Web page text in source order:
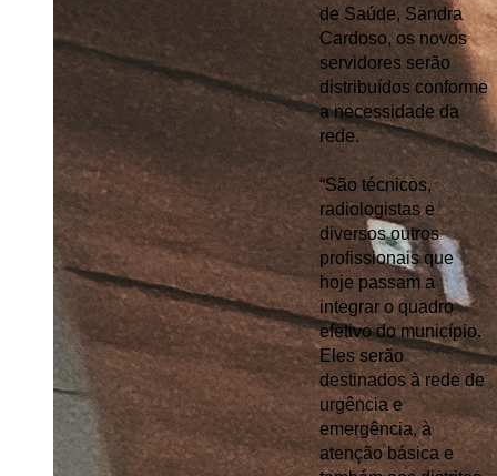
de Saúde, Sandra
Cardoso, os novos
servidores serão
distribuídos conforme
a necessidade da
rede.
“São técnicos,
radiologistas e
diversos outros
profissionais que
hoje passam a
integrar o quadro
efetivo do município.
Eles serão
destinados à rede de
urgência e
emergência, à
atenção básica e